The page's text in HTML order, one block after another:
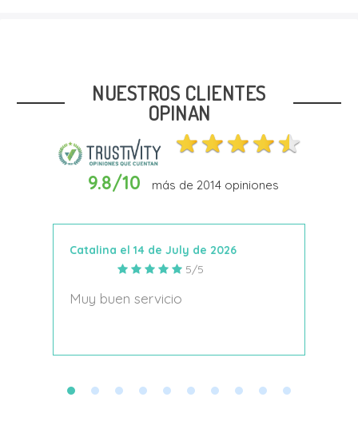
Añadir Al Carrito
NUESTROS CLIENTES
OPINAN
9.8/10 más de 2014opiniones
Catalina el 14 de July de 2026
5/5
Muy buen servicio